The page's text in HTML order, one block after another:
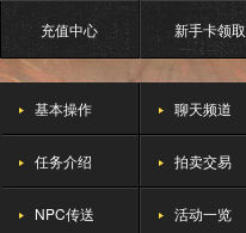
充值中心 新手卡领取
基本操作 聊天频道
任务介绍 拍卖交易
NPC传送 活动一览